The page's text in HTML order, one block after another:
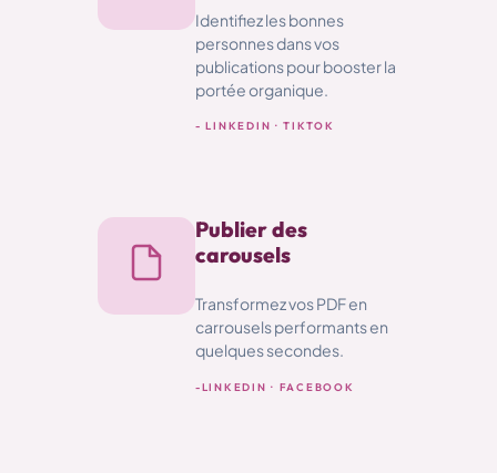
Identifiez les bonnes
personnes dans vos
publications pour booster la
portée organique.
- LINKEDIN · TIKTOK
Publier des
carousels
Transformez vos PDF en
carrousels performants en
quelques secondes.
-LINKEDIN · FACEBOOK